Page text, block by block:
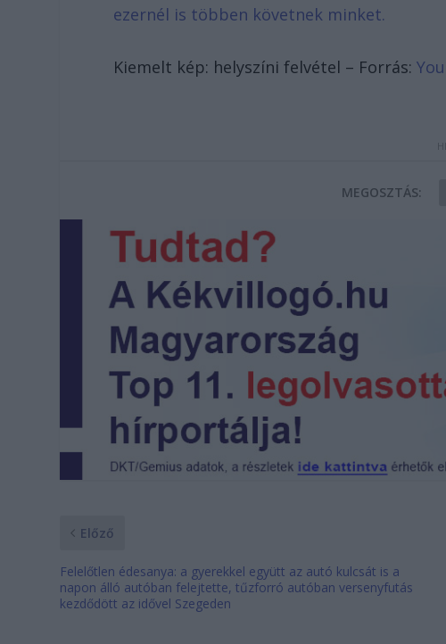
ezernél is többen követnek minket.
Kiemelt kép: helyszíni felvétel – Forrás:
MEGOSZTÁS:
Előző
Felelőtlen édesanya: a gyerekkel együtt az autó kulcsát is a
napon álló autóban felejtette, tűzforró autóban versenyfutás
kezdődött az idővel Szegeden